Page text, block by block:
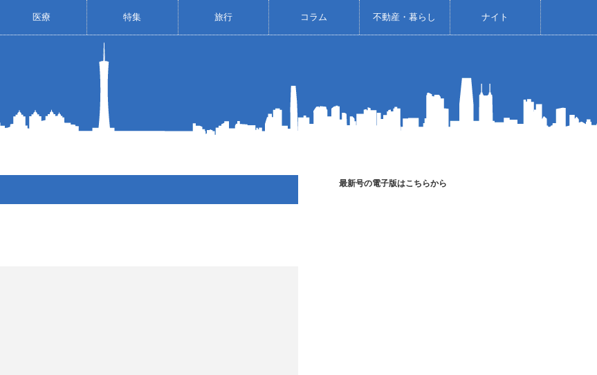
医療 特集 旅行 コラム 不動産・暮らし ナイト
最新号の電子版はこちらから